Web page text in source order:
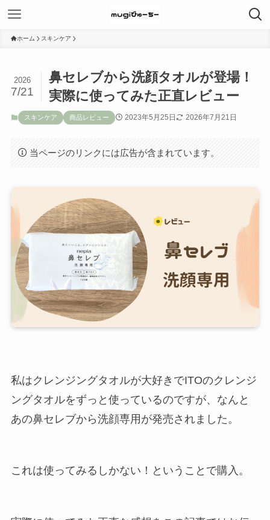
ホーム スキンケア
鼻セレブから洗顔タオルが登場！
実際に使ってみた正直レビュー
2026
7/21
スキンケア 商品レビュー 2023年5月25日 2026年7月21日
当ページのリンクには広告が含まれています。
私はクレンジングタオルが大好きでITOのクレンジ
ングタオルをずっと使っているのですが、なんと
あの鼻セレブから洗顔専用が発売されました。
これは使ってみるしかない！ということで購入。